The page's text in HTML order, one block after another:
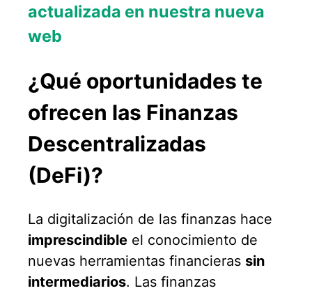
actualizada en nuestra nueva
web
¿Qué oportunidades te
ofrecen las Finanzas
Descentralizadas
(DeFi)?
La digitalización de las finanzas hace
imprescindible el conocimiento de
nuevas herramientas financieras sin
intermediarios. Las finanzas